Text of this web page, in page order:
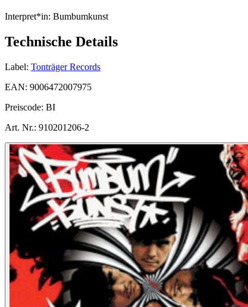
Interpret*in: Bumbumkunst
Technische Details
Label: Tonträger Records
EAN: 9006472007975
Preiscode: BI
Art. Nr.: 910201206-2